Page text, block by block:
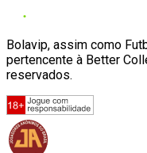
Bolavip, assim como
pertencente à Better
reservados.